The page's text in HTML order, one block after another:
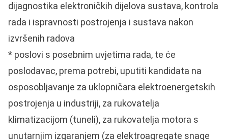
dijagnostika elektroničkih dijelova sustava, kontrola
rada i ispravnosti postrojenja i sustava nakon
izvršenih radova
* poslovi s posebnim uvjetima rada, te će
poslodavac, prema potrebi, uputiti kandidata na
osposobljavanje za uklopničara elektroenergetskih
postrojenja u industriji, za rukovatelja
klimatizacijom (tuneli), za rukovatelja motora s
unutarnjim izgaranjem (za elektroagregate snage